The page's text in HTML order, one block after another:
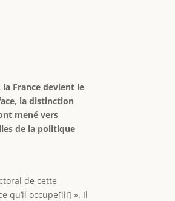
France devient le
la distinction
mené vers
de la politique
de cette
qu’il occupe[iii] ». Il